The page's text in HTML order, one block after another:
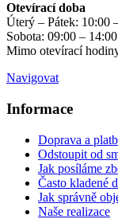
Otevírací doba
Úterý – Pátek: 10:00
Sobota: 09:00 – 14:00
Mimo otevírací
Navigovat
Informace
Doprava a
Odstoupit od
Jak posíláme
Často kladené
Jak správně
Naše realizace